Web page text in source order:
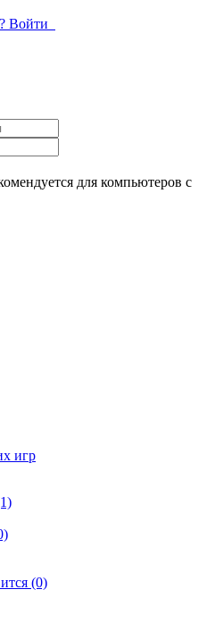
Войти
для компьютеров с
игр
(0)